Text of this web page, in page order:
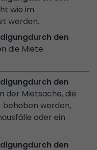
wie im
werden.
die Miete
der Mietsache, die
werden,
oder ein